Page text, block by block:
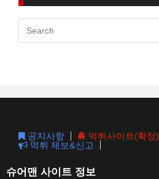
공지사항 먹튀사이트(확정)
먹튀 제보&신고
슈어맨 사이트 정보